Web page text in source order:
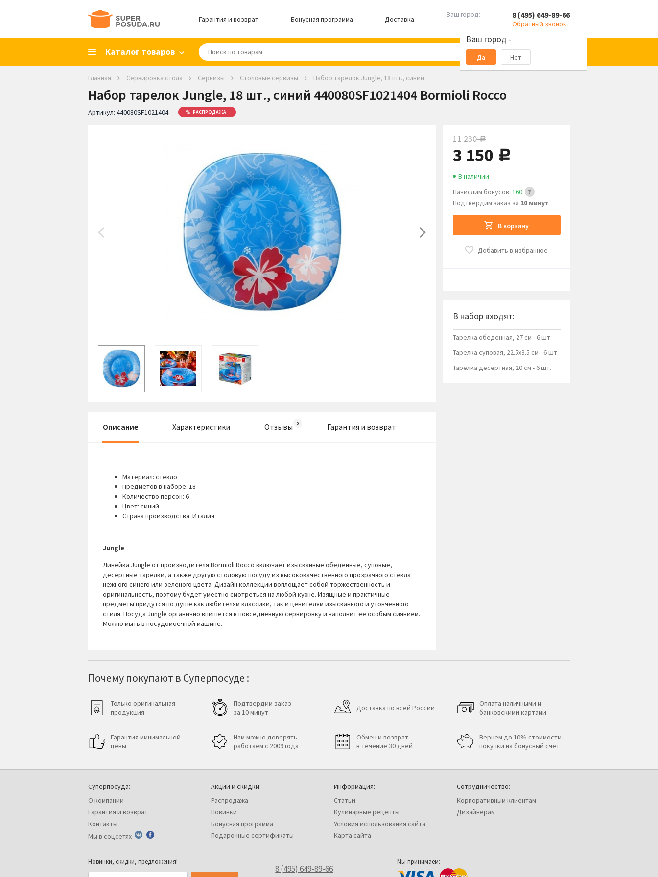
Гарантия и возврат Бонусная программа Доставка
Ваш город:
Ваш город -
Да Нет
8 (495) 649-89-66
Обратный звонок
Каталог товаров
Главная Сервировка стола Сервизы Столовые сервизы Набор тарелок Jungle, 18 шт., синий
Набор тарелок Jungle, 18 шт., синий 440080SF1021404 Bormioli Rocco
Артикул: 440080SF1021404 РАСПРОДАЖА
11 230руб.
3 150 руб.
Начислим бонусов: 160
Подтвердим заказ за 10 минут
В наличии
В корзину
Добавить в избранное
В набор входят:
Тарелка обеденная, 27 см - 6 шт.
Тарелка суповая, 22.5х3.5 см - 6 шт.
Тарелка десертная, 20 см - 6 шт.
Описание Характеристики Отзывы Гарантия и возврат
Материал: стекло
Предметов в наборе: 18
Количество персон: 6
Цвет: синий
Страна производства: Италия
Jungle
Линейка Jungle от производителя Bormioli Rocco включает изысканные обеденные, суповые,
десертные тарелки, а также другую столовую посуду из высококачественного прозрачного стекла
нежного синего или зеленого цвета. Дизайн коллекции воплощает собой торжественность и
оригинальность, поэтому будет уместно смотреться на любой кухне. Изящные и практичные
предметы придутся по душе как любителям классики, так и ценителям изысканного и утонченного
стиля. Посуда Jungle органично впишется в повседневную сервировку и наполнит ее особым сиянием.
Можно мыть в посудомоечной машине.
Почему покупают в Суперпосуде :
Только оригинальная
продукция
Гарантия минимальной
цены
Подтвердим заказ
за 10 минут
Нам можно доверять
работаем с 2009 года
Доставка по всей России
Обмен и возврат
в течение 30 дней
Оплата наличными и
банковскими картами
Вернем до 10% стоимости
покупки на бонусный счет
Суперпосуда:
О компании
Гарантия и возврат
Контакты
Мы в соцсетях
Акции и скидки:
Распродажа
Новинки
Бонусная программа
Подарочные сертификаты
Информация:
Статьи
Кулинарные рецепты
Условия использования сайта
Карта сайта
Сотрудничество:
Корпоративным клиентам
Дизайнерам
Новинки, скидки, предложения!
8 (495) 649-89-66
Мы принимаем: